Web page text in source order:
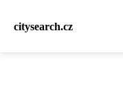
citysearch.cz